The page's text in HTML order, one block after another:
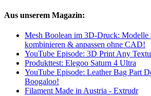
Aus unserem Magazin:
Mesh Boolean im 3D-Druck: Modelle
kombinieren & anpassen ohne CAD!
YouTube Episode: 3D Print Any
Produkttest: Elegoo Saturn 4 Ultra
YouTube Episode: Leather Bag Part
Boogaloo!
Filament Made in Austria - Extrudr